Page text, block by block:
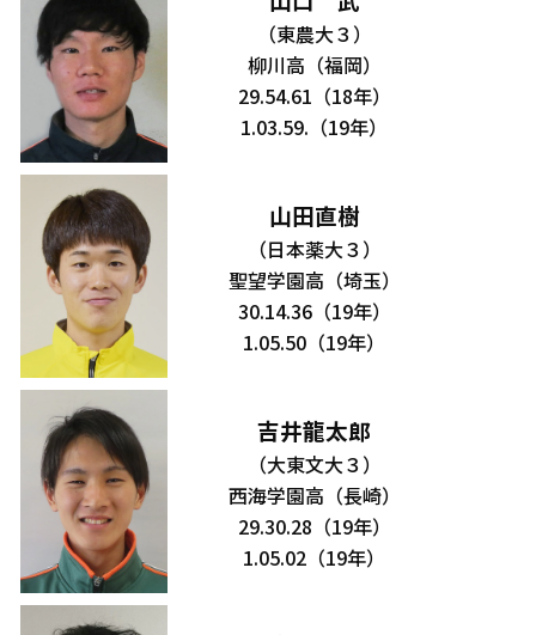
（東農大３）
柳川高（福岡）
29.54.61（18年）
1.03.59.（19年）
山田直樹
（日本薬大３）
聖望学園高（埼玉）
30.14.36（19年）
1.05.50（19年）
吉井龍太郎
（大東文大３）
西海学園高（長崎）
29.30.28（19年）
1.05.02（19年）